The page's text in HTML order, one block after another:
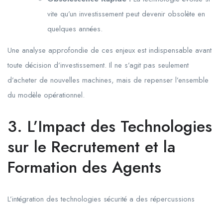
vite qu’un investissement peut devenir obsolète en
quelques années.
Une analyse approfondie de ces enjeux est indispensable avant
toute décision d’investissement. Il ne s’agit pas seulement
d’acheter de nouvelles machines, mais de repenser l’ensemble
du modèle opérationnel.
3. L’Impact des Technologies
sur le Recrutement et la
Formation des Agents
L’intégration des technologies sécurité a des répercussions